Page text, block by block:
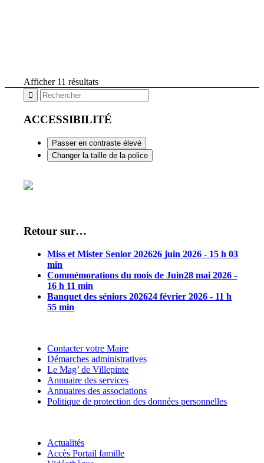
Afficher 11 résultats
ACCESSIBILITÉ
Passer en contraste élevé
Changer la taille de la police
Retour sur…
Miss et Mister Senior 202626 juin 2026 - 15 h 03
min
Commémorations du mois de Juin28 mai 2026 -
16 h 11 min
Banquet des séniors 202624 février 2026 - 11 h
55 min
Contacter votre Maire
Démarches administratives
Le Mag’ de Villepinte
Annuaire des services
Annuaires des associations
Politique de protection des données personnelles
Actualités
Accès Portail famille